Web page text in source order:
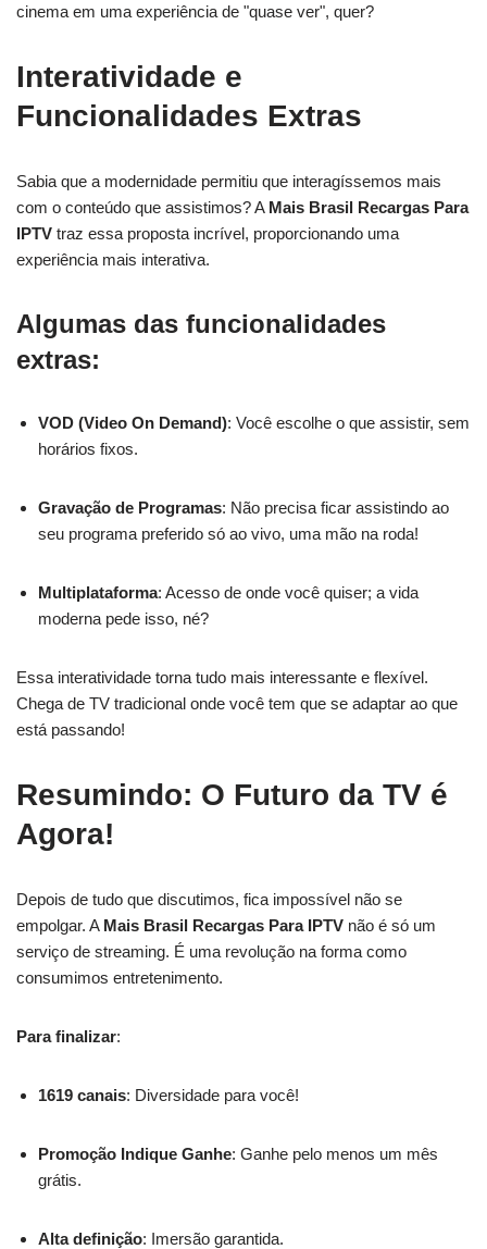
cinema em uma experiência de "quase ver", quer?
Interatividade e
Funcionalidades Extras
Sabia que a modernidade permitiu que interagíssemos mais
com o conteúdo que assistimos? A Mais Brasil Recargas Para
IPTV traz essa proposta incrível, proporcionando uma
experiência mais interativa.
Algumas das funcionalidades
extras:
VOD (Video On Demand): Você escolhe o que assistir, sem
horários fixos.
Gravação de Programas: Não precisa ficar assistindo ao
seu programa preferido só ao vivo, uma mão na roda!
Multiplataforma: Acesso de onde você quiser; a vida
moderna pede isso, né?
Essa interatividade torna tudo mais interessante e flexível.
Chega de TV tradicional onde você tem que se adaptar ao que
está passando!
Resumindo: O Futuro da TV é
Agora!
Depois de tudo que discutimos, fica impossível não se
empolgar. A Mais Brasil Recargas Para IPTV não é só um
serviço de streaming. É uma revolução na forma como
consumimos entretenimento.
Para finalizar:
1619 canais: Diversidade para você!
Promoção Indique Ganhe: Ganhe pelo menos um mês
grátis.
Alta definição: Imersão garantida.